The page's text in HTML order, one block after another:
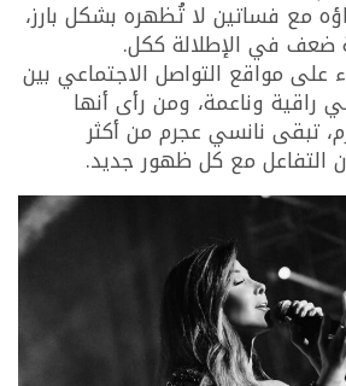
مع فساتين لا تُظهره بشكل بارز،
ضعف في الإطلالة ككل.
على مواقع التواصل الاجتماعي بين
راقية وناعمة، ومن رأى أنها
تبقى نانسي عجرم من أكثر
التفاعل مع كل ظهور جديد.